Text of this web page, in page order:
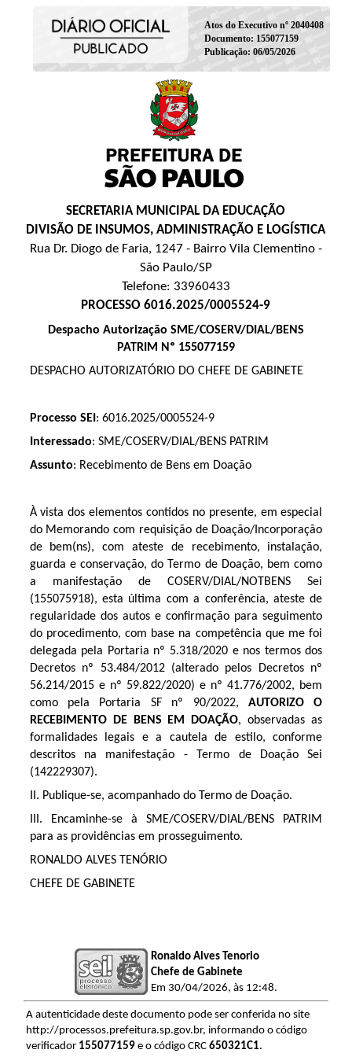
Atos do Executivo nº 2040408
Documento: 155077159
Publicação: 06/05/2026
SECRETARIA MUNICIPAL DA EDUCAÇÃO
DIVISÃO DE INSUMOS, ADMINISTRAÇÃO E LOGÍSTICA
Rua Dr. Diogo de Faria, 1247 - Bairro Vila Clementino -
São Paulo/SP
Telefone: 33960433
PROCESSO 6016.2025/0005524-9
Despacho Autorização SME/COSERV/DIAL/BENS
PATRIM Nº 155077159
DESPACHO AUTORIZATÓRIO DO CHEFE DE GABINETE
Processo SEI : 6016.2025/0005524-9
Interessado: SME/COSERV/DIAL/BENS PATRIM
Assunto: Recebimento de Bens em Doação
À vista dos elementos contidos no presente, em especial
do Memorando com requisição de Doação/Incorporação
de bem(ns), com ateste de recebimento, instalação,
guarda e conservação, do Termo de Doação, bem como
a manifestação de COSERV/DIAL/NOTBENS Sei
(155075918), esta última com a conferência, ateste de
regularidade dos autos e confirmação para seguimento
do procedimento, com base na competência que me foi
delegada pela Portaria nº 5.318/2020 e nos termos dos
Decretos nº 53.484/2012 (alterado pelos Decretos nº
56.214/2015 e nº 59.822/2020) e nº 41.776/2002, bem
como pela Portaria SF nº 90/2022, AUTORIZO O
RECEBIMENTO DE BENS EM DOAÇÃO, observadas as
formalidades legais e a cautela de estilo, conforme
descritos na manifestação - Termo de Doação Sei
(142229307).
II. Publique-se, acompanhado do Termo de Doação.
III. Encaminhe-se à SME/COSERV/DIAL/BENS PATRIM
para as providências em prosseguimento.
RONALDO ALVES TENÓRIO
CHEFE DE GABINETE
Ronaldo Alves Tenorio
Chefe de Gabinete
Em 30/04/2026, às 12:48.
A autenticidade deste documento pode ser conferida no site
http://processos.prefeitura.sp.gov.br, informando o código
verificador 155077159e o código CRC 650321C1.